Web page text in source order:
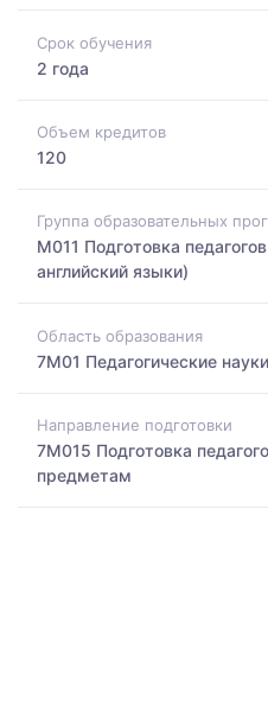
Срок обучения
2 года
Объем кредитов
120
Группа образовательных
M011 Подготовка
английский языки)
Область образования
7M01 Педагогические науки
Направление подготовки
7M015 Подготовка
предметам